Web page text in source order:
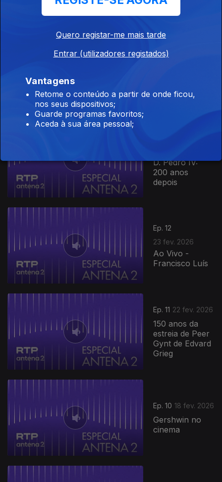
Ep. 14
da comédia
D. Pedro IV:
200 anos
depois
Ep. 12
23 fev. 2026
Ao Vivo -
Francisco Luís
Ep. 11 22 fev. 2026
150 anos da
estreia de Peer
Gynt de Edvard
Grieg
Ep. 10 18 fev. 2026
Gershwin no
cinema
Quero registar-me mais tarde
Entrar (utilizadores registados)
Vantagens
Retome o conteúdo a partir de onde ficou,
nos seus dispositivos;
Guarde programas favoritos;
Aceda à sua área pessoal;